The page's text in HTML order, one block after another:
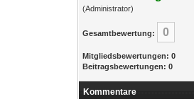
(Administrator)
Gesamtbewertung: 0
Mitgliedsbewertungen: 0
Beitragsbewertungen: 0
Kommentare